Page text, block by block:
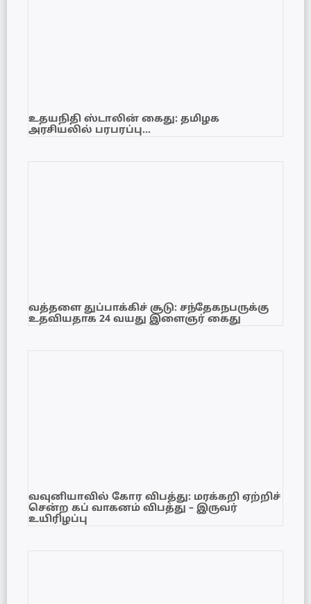
உதயநிதி ஸ்டாலின் கைது: தமிழக
அரசியலில் பரபரப்பு…
வத்தளை துப்பாக்கிச் சூடு: சந்தேகநபருக்கு
உதவியதாக 24 வயது இளைஞர் கைது
வவுனியாவில் கோர விபத்து: மரக்கறி ஏற்றிச்
சென்ற கப் வாகனம் விபத்து – இருவர்
உயிரிழப்பு